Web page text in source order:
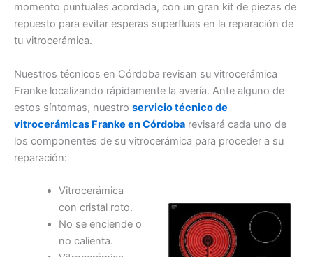
momento puntuales acordada, con un gran kit de piezas de
repuesto para evitar esperas superfluas en la reparación de
tu vitrocerámica.
Nuestros técnicos en Córdoba revisan su vitrocerámica
Franke localizando rápidamente la avería. Ante alguno de
estos síntomas, nuestro servicio técnico de
vitrocerámicas Franke en Córdoba revisará cada uno de
los componentes de su vitrocerámica para proceder a su
reparación:
Vitrocerámica
con cristal roto.
No se enciende o
no calienta.